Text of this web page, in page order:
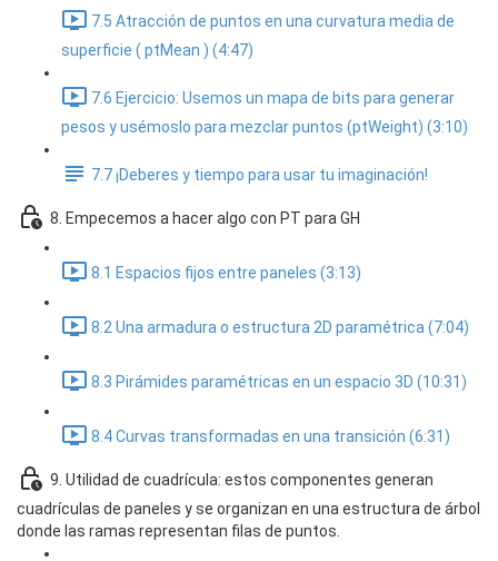
7.5 Atracción de puntos en una curvatura media de
superficie ( ptMean ) (4:47)
7.6 Ejercicio: Usemos un mapa de bits para generar
pesos y usémoslo para mezclar puntos (ptWeight) (3:10)
7.7 ¡Deberes y tiempo para usar tu imaginación!
8. Empecemos a hacer algo con PT para GH
8.1 Espacios fijos entre paneles (3:13)
8.2 Una armadura o estructura 2D paramétrica (7:04)
8.3 Pirámides paramétricas en un espacio 3D (10:31)
8.4 Curvas transformadas en una transición (6:31)
9. Utilidad de cuadrícula: estos componentes generan
cuadrículas de paneles y se organizan en una estructura de árbol
donde las ramas representan filas de puntos.